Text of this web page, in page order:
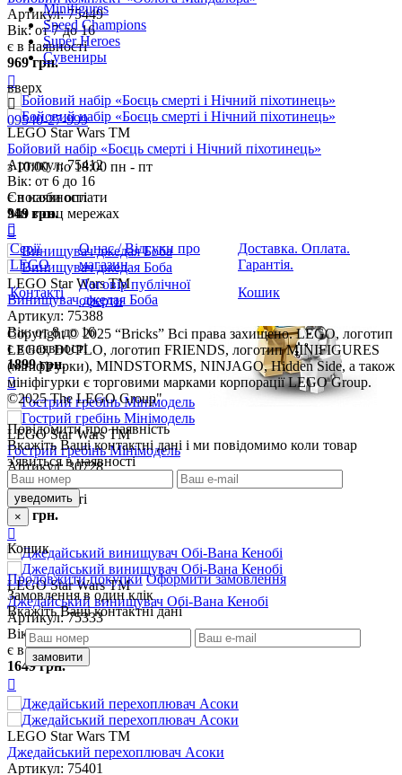
Minifigures
Speed Champions
Super Heroes
Сувениры
ерх
09540-27-999
з10:00по18:00 пн - пт
Способи оплати
Ми в соц мережах
Серії
LEGO
О нас / Відгуки про
магазин
Доставка. Оплата.
Гарантія.
Контакті
Договір публічної
оферти
Кошик
Copyright © 2025 “Bricks” Всі права захищено. LEGO, логотип
LEGO, DUPLO, логотип FRIENDS, логотип MINIFIGURES
(мініфігурки), MINDSTORMS, NINJAGO, Hidden Side, а також
мініфігурки є торговими марками корпорації LEGO Group.
©2025 The LEGO Group"
Повідомити про наявність
кажіть Ваші контактні дані і ми повідомимо коли товар
з'явиться в наявності
×
Кошик
Продовжити покупки Оформити замовлення
Замовлення в один клік
кажіть Ваші контактні дані